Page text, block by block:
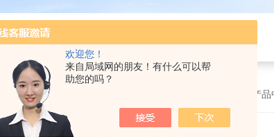
欢迎您！
来自局域网的朋友！有什么可以帮
助您的吗？
产